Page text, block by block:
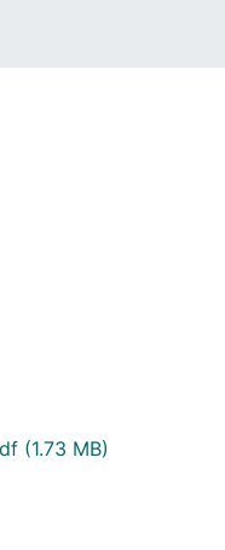
(1.73 MB)